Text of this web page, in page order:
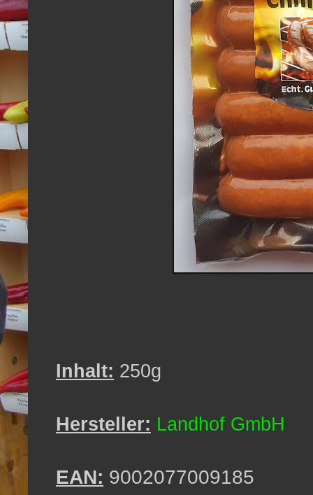
Inhalt: 250g
Hersteller: Landhof GmbH
EAN: 9002077009185